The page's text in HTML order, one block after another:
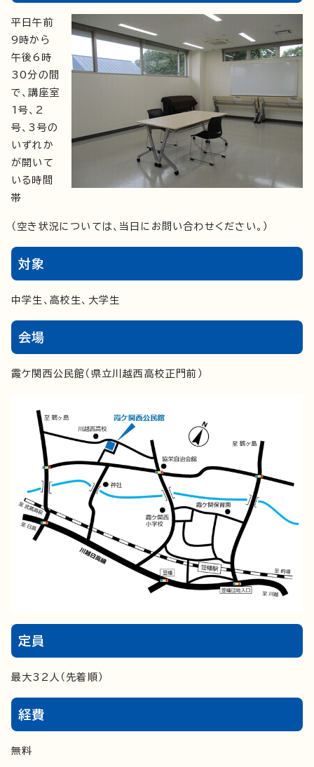
平日午前
9時から
午後6時
30分の間
で、講座室
1号、2
号、3号の
いずれか
が開いて
いる時間
帯
（空き状況については、当日にお問い合わせください。）
対象
中学生、高校生、大学生
会場
霞ケ関西公民館（県立川越西高校正門前）
定員
最大32人（先着順）
経費
無料